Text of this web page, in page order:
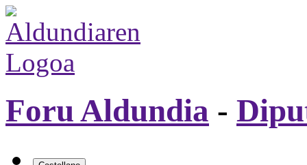
Foru Aldundia -